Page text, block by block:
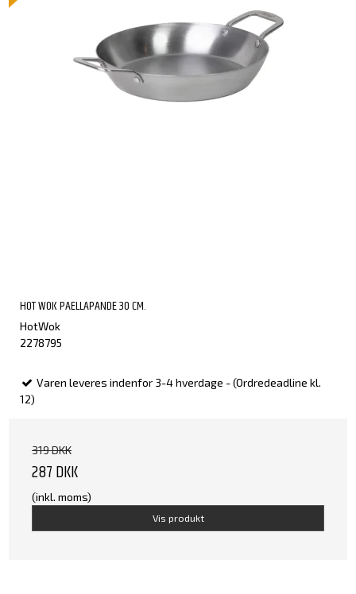
HOT WOK PAELLAPANDE 30 CM.
HotWok
2278795
Varen leveres indenfor 3-4 hverdage - (Ordredeadline kl.
12)
319 DKK
287 DKK
(inkl. moms)
Vis produkt